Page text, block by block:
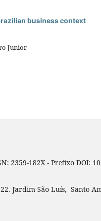
business context
Junior
2359-182X - Prefixo DOI:
Jardim São Luís, Santo